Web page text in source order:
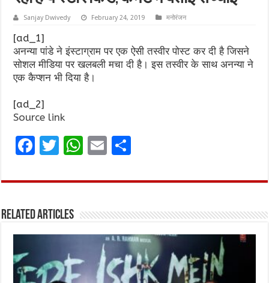
Sanjay Dwivedy February 24, 2019 मनोरंजन
[ad_1]
अनन्या पांडे ने इंस्टाग्राम पर एक ऐसी तस्वीर पोस्ट कर दी है जिसने
सोशल मीडिया पर खलबली मचा दी है। इस तस्वीर के साथ अनन्या ने
एक कैप्शन भी दिया है।
[ad_2]
Source link
F
ce
o
o
k
T
it
r
W
at
A
p
p
E
ai ar
Related Articles